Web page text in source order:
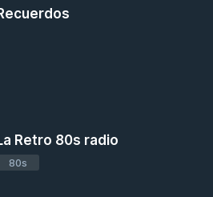
Retro 80s radio
80s